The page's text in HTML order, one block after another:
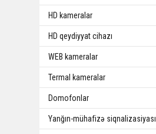
HD kameralar
HD qeydiyyat cihazı
WEB kameralar
Termal kameralar
Domofonlar
Yanğın-mühafizə siqnalizasiyası